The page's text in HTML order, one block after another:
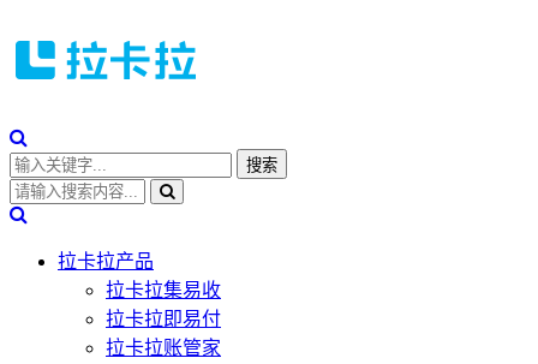
拉卡拉产品
拉卡拉集易收
拉卡拉即易付
拉卡拉账管家